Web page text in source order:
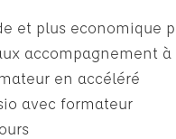
et plus
accompagnement
en accéléré
avec formateur